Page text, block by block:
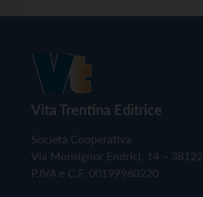
Vita Trentina Editrice
Società Cooperativa
Via Monsignor Endrici, 14 –
P.IVA e C.F. 00199960220